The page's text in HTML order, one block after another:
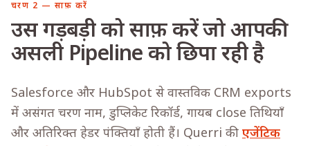
चरण 2 — साफ़ करें
उस गड़बड़ी को साफ़ करें जो आपकी
असली Pipeline को छिपा रही है
Salesforce और HubSpot से वास्तविक CRM exports
में असंगत चरण नाम, डुप्लिकेट रिकॉर्ड, गायब close तिथियाँ
और अतिरिक्त हेडर पंक्तियाँ होती हैं। Querri की एजेंटिक